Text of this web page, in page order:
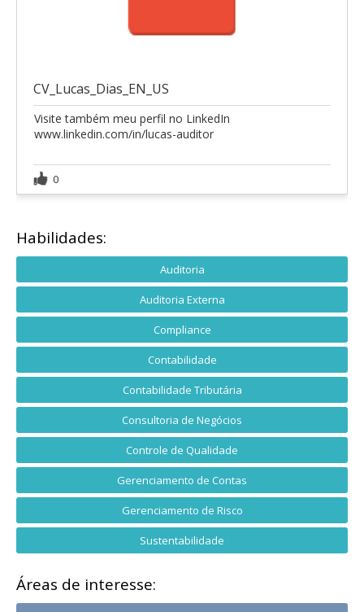
CV_Lucas_Dias_EN_US
Visite também meu perfil no LinkedIn
www.linkedin.com/in/lucas-auditor
0
Habilidades:
Auditoria
Auditoria Externa
Compliance
Contabilidade
Contabilidade Tributária
Consultoria de Negócios
Controle de Qualidade
Gerenciamento de Contas
Gerenciamento de Risco
Sustentabilidade
Áreas de interesse: